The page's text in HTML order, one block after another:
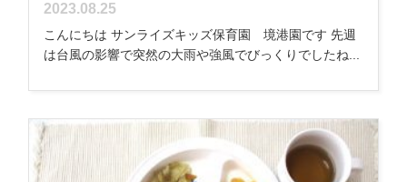
2023.08.25
こんにちは サンライズキッズ保育園 境港園です 先週
は台風の影響で突然の大雨や強風でびっくりでしたね...